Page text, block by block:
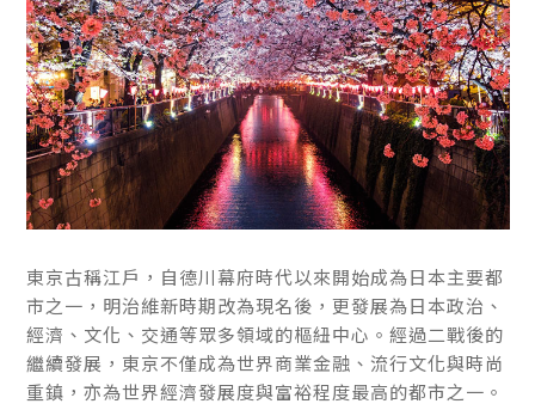
東京古稱江戶，自德川幕府時代以來開始成為日本主要都
市之一，明治維新時期改為現名後，更發展為日本政治、
經濟、文化、交通等眾多領域的樞紐中心。經過二戰後的
繼續發展，東京不僅成為世界商業金融、流行文化與時尚
重鎮，亦為世界經濟發展度與富裕程度最高的都市之一。
東京古稱江戶，自德川幕府時代以來開始成為日本主要都
市之一，明治維新時期改為現名後，更發展為日本政治、
經濟、文化、交通等眾多領域的樞紐中心。經過二戰後的
繼續發展，東京不僅成為世界商業金融、流行文化與時尚
重鎮，亦為世界經濟發展度與富裕程度最高的都市之一。